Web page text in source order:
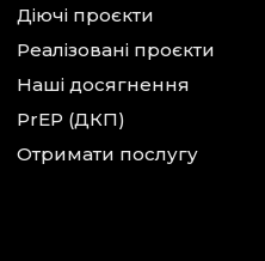
Діючі проєкти
Реалізовані проєкти
Наші досягнення
PrEP (ДКП)
Отримати послугу